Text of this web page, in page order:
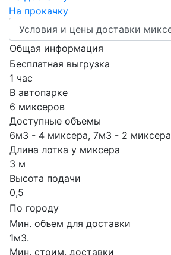
На прокачку
Общая информация
Бесплатная выгрузка
1 час
В автопарке
6 миксеров
Доступные объемы
6м3 - 4 миксера, 7м3 - 2 миксера
Длина лотка у миксера
3 м
Высота подачи
0,5
По городу
Мин. объем для доставки
1м3.
Мин. стоим. доставки